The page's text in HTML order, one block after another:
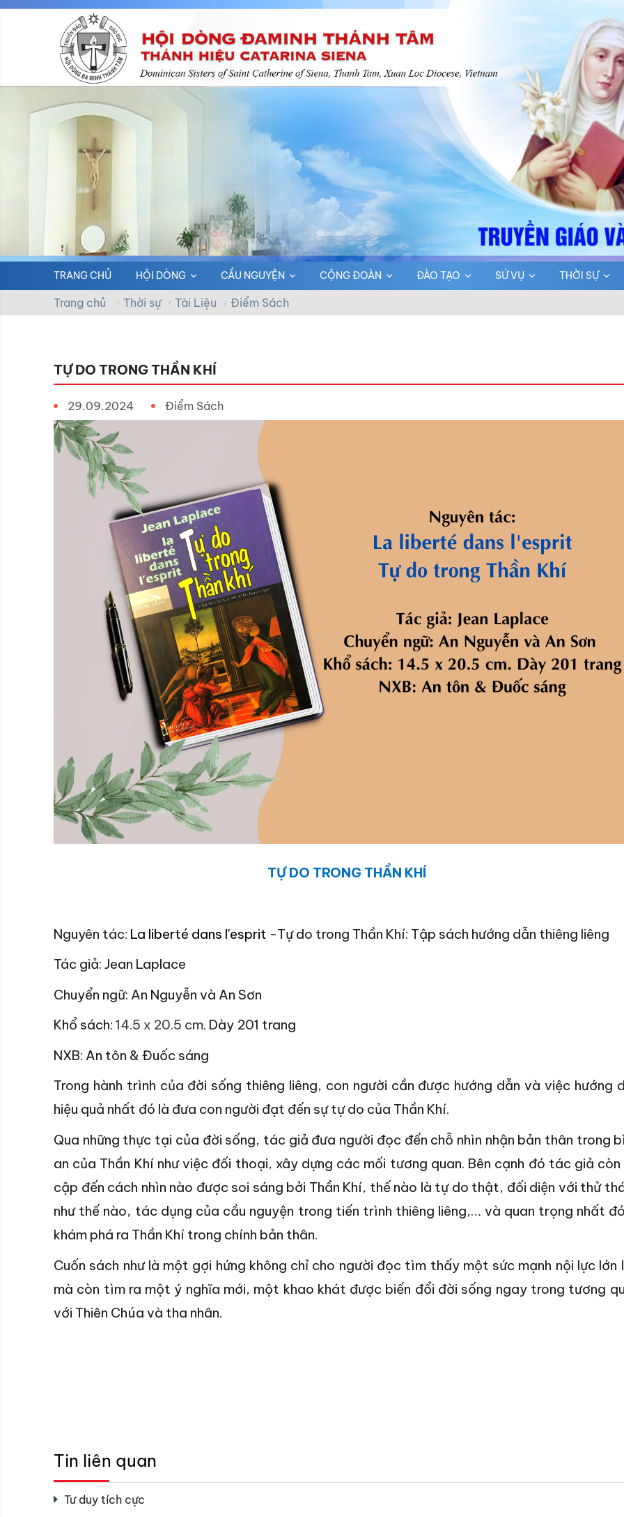
TRANG CHỦ HỘI DÒNG CẦU NGUYỆN CỘNG ĐOÀN ĐÀO TẠO SỨ VỤ THỜI SỰ
Trang chủ Thời sự Tài Liệu Điểm Sách
TỰ DO TRONG THẦN KHÍ
29.09.2024 Điểm Sách
TỰ DO TRONG THẦN KHÍ
Nguyên tác: La liberté dans l'esprit -Tự do trong Thần Khí: Tập sách hướng dẫn thiêng liêng
Tác giả: Jean Laplace
Chuyển ngữ: An Nguyễn và An Sơn
Khổ sách: 14.5 x 20.5 cm. Dày 201 trang
NXB: An tôn & Đuốc sáng
Trong hành trình của đời sống thiêng liêng, con người cần được hướng dẫn và việc hướng
hiệu quả nhất đó là đưa con người đạt đến sự tự do của Thần Khí.
Qua những thực tại của đời sống, tác giả đưa người đọc đến chỗ nhìn nhận bản thân trong
an của Thần Khí như việc đối thoại, xây dựng các mối tương quan. Bên cạnh đó tác giả còn
cập đến cách nhìn nào được soi sáng bởi Thần Khí, thế nào là tự do thật, đối diện với thử
như thế nào, tác dụng của cầu nguyện trong tiến trình thiêng liêng,… và quan trọng nhất
khám phá ra Thần Khí trong chính bản thân.
Cuốn sách như là một gợi hứng không chỉ cho người đọc tìm thấy một sức mạnh nội lực lớn
mà còn tìm ra một ý nghĩa mới, một khao khát được biến đổi đời sống ngay trong tương
với Thiên Chúa và tha nhân.
Tin liên quan
Tư duy tích cực